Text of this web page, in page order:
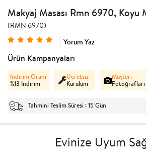
Makyaj Masası Rmn 6970, Koyu
(RMN 6970)
Yorum Yaz
Ürün Kampanyaları
İndirim Oranı
%13 İndirim
Ücretsiz
Kurulum
Müşteri
Fotoğrafları
Tahmini Teslim Süresi : 15 Gün
Evinize Uyum